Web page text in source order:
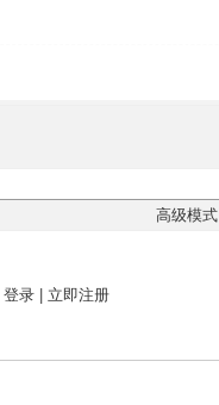
高级模式
登录| 立即注册